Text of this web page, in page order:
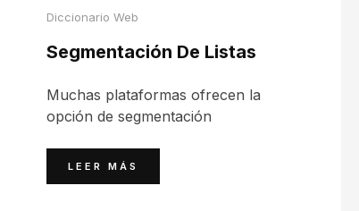
Diccionario Web
Segmentación De Listas
Muchas plataformas ofrecen la
opción de segmentación
LEER MÁS